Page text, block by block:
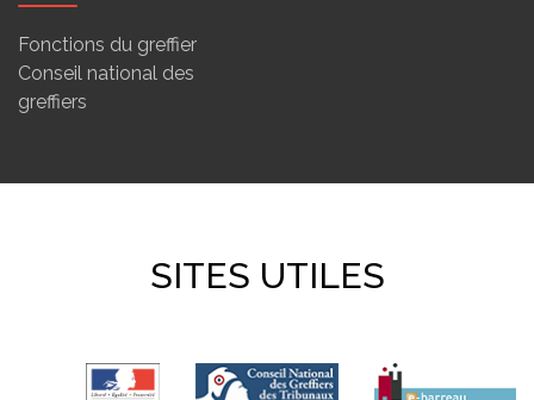
Fonctions du greffier
Conseil national des
greffiers
SITES UTILES